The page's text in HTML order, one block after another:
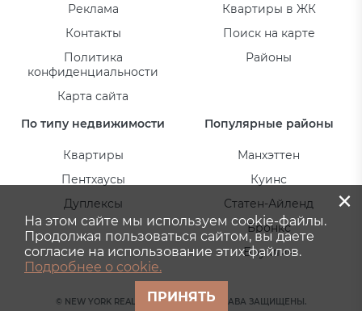
Реклама
Контакты
Политика
конфиденциальности
Карта сайта
Квартиры в ЖК
Поиск на карте
Районы
По типу недвижимости
Квартиры
Пентхаусы
Дуплексы
Популярные районы
Манхэттен
Куинс
Статен-Айленд
Бронкс
Бруклин
© NEW YORK REAL ESTATE 2026. ВСЕ ПРАВА ЗАЩИЩЕНЫ.
×
На этом сайте мы используем cookie-файлы.
Продолжая пользоваться сайтом, вы даете
согласие на использование этих файлов.
Подробнее о cookie.
ПРИНЯТЬ